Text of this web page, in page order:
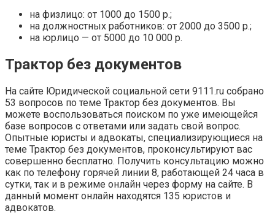
на физлицо: от 1000 до 1500 р.;
на должностных работников: от 2000 до 3500 р.;
на юрлицо — от 5000 до 10 000 р.
Трактор без документов
На сайте Юридической социальной сети 9111.ru собрано
53 вопросов по теме Трактор без документов. Вы
можете воспользоваться поиском по уже имеющейся
базе вопросов с ответами или задать свой вопрос.
Опытные юристы и адвокаты, специализирующиеся на
теме Трактор без документов, проконсультируют вас
совершенно бесплатно. Получить консультацию можно
как по телефону горячей линии 8, работающей 24 часа в
сутки, так и в режиме онлайн через форму на сайте. В
данный момент онлайн находятся 135 юристов и
адвокатов.